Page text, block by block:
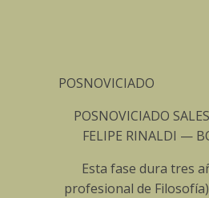
SALESIANO BEATO
RINALDI — BOGOTÁ, D.C.
fase dura tres años (estudio
de Filosofía) y actualmente